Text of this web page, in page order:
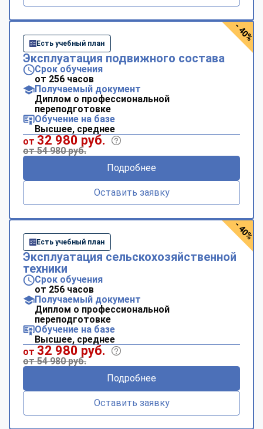
Есть учебный план
Эксплуатация подвижного состава
Срок обучения
от 256 часов
Получаемый документ
Диплом о профессиональной
переподготовке
Обучение на базе
Высшее, среднее
от 32 980 руб.
от 54 980 руб.
Подробнее
Оставить заявку
- 40%
Есть учебный план
Эксплуатация сельскохозяйственной
техники
Срок обучения
от 256 часов
Получаемый документ
Диплом о профессиональной
переподготовке
Обучение на базе
Высшее, среднее
от 32 980 руб.
от 54 980 руб.
Подробнее
Оставить заявку
- 40%